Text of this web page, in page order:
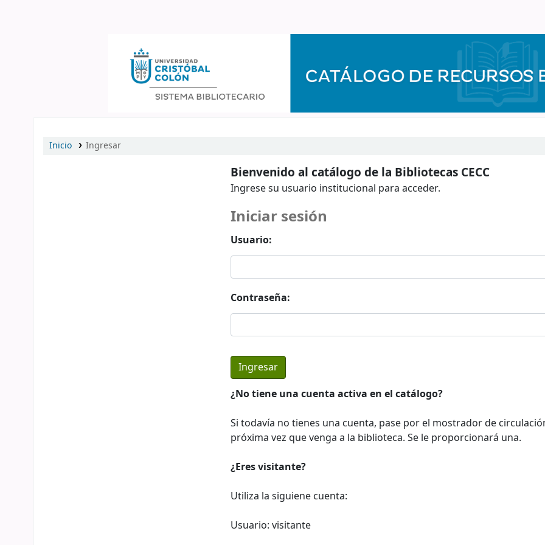
Inicio Ingresar
Bienvenido al catálogo de la Bibliotecas CECC
Ingrese su usuario institucional para acceder.
Iniciar sesión
Usuario:
Contraseña:
¿No tiene una cuenta activa en el catálogo?
Si todavía no tienes una cuenta, pase por el mostrador de
próxima vez que venga a la biblioteca. Se le proporcionará una.
¿Eres visitante?
Utiliza la siguiene cuenta:
Usuario: visitante